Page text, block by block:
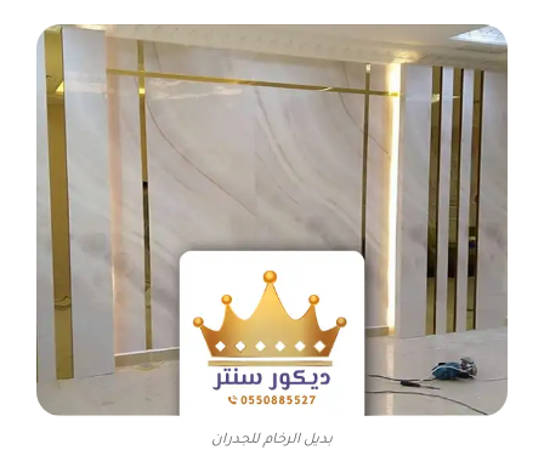
بديل الرخام للجدران